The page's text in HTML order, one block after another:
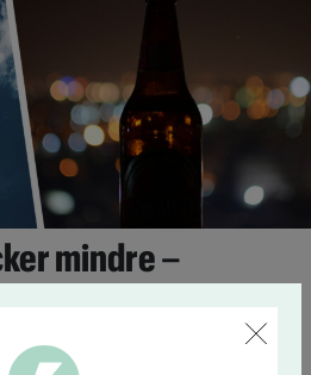
mindre –
till regleringar
invasionen är det relativt få
handskas med stressen.